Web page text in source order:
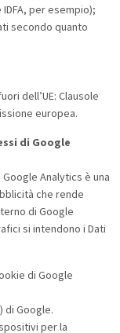
per esempio);
secondo quanto
dell’UE: Clausole
europea.
di Google
Analytics è una
che rende
di Google
si intendono i Dati
di Google
Google.
per la